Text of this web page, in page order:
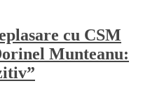
cu CSM
Munteanu: